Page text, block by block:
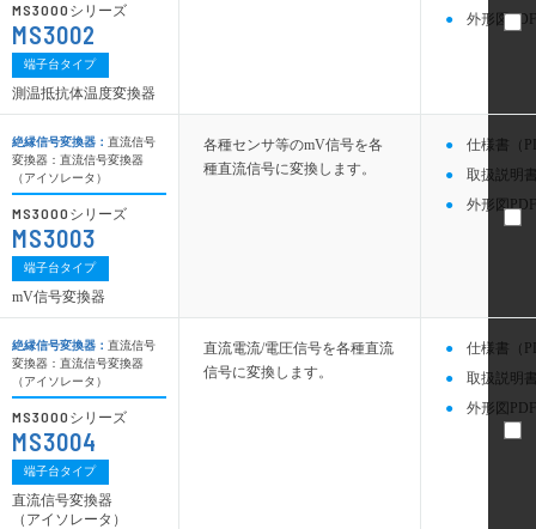
外形図
各種センサ等のmV信号を各
種直流信号に変換します。
仕様書（
取扱説明
外形図
直流電流/電圧信号を各種直流
信号に変換します。
仕様書（
取扱説明
外形図
MS3000 シリーズ
MS3002
端子台タイプ
測温抵抗体温度変換器
絶縁信号変換器： 直流信号
変換器：直流信号変換器
（アイソレータ）
MS3000 シリーズ
MS3003
端子台タイプ
mV信号変換器
絶縁信号変換器： 直流信号
変換器：直流信号変換器
（アイソレータ）
MS3000 シリーズ
MS3004
端子台タイプ
直流信号変換器
（アイソレータ）